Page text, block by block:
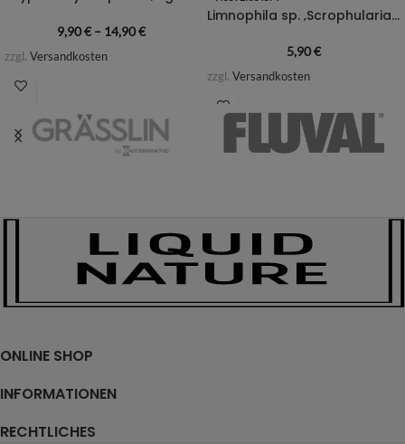
9,90€– 14,90€
zzgl. Versandkosten
Limnophila sp. ‚Scrophulariaceae‘
5,90€
zzgl. Versandkosten
ONLINE SHOP
INFORMATIONEN
RECHTLICHES